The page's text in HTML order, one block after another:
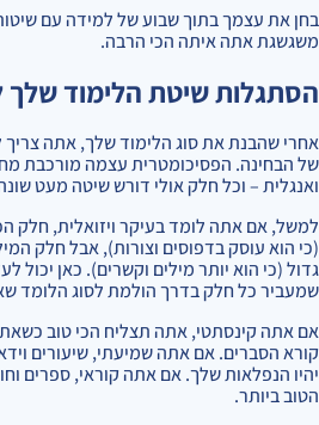
בחן את עצמך בתוך שבוע של למידה עם
משגשגת אתה איתה הכי הרבה.
הסתגלות שיטת הלימוד שלך
אחרי שהבנת את סוג הלימוד שלך, אתה צריך
של הבחינה. הפסיכומטרית עצמה מורכבת
ואנגלית – וכל חלק אולי דורש שיטה מעט
למשל, אם אתה לומד בעיקר ויזואלית, חלק
(כי הוא עוסק בדפוסים וצורות), אבל חלק
גדול (כי הוא יותר מילים וקשרים). כאן יכול
שמעביר כל חלק בדרך הולמת לסוג הלומד
אם אתה קינסתטי, אתה תצליח הכי טוב
קורא הסברים. אם אתה שמיעתי, שיעורים
יהיו הנפלאות שלך. אם אתה קוראי, ספרים
הטוב ביותר.